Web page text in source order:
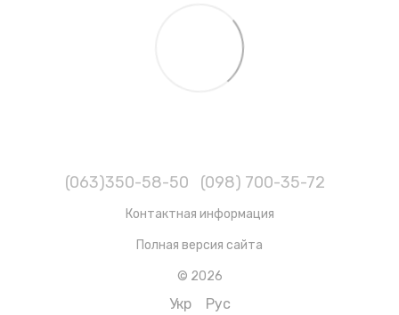
(063)350-58-50 (098) 700-35-72
Контактная информация
Полная версия сайта
© 2026
Укр Рус